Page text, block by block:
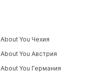
About You Чехия
About You Австрия
About You Германия